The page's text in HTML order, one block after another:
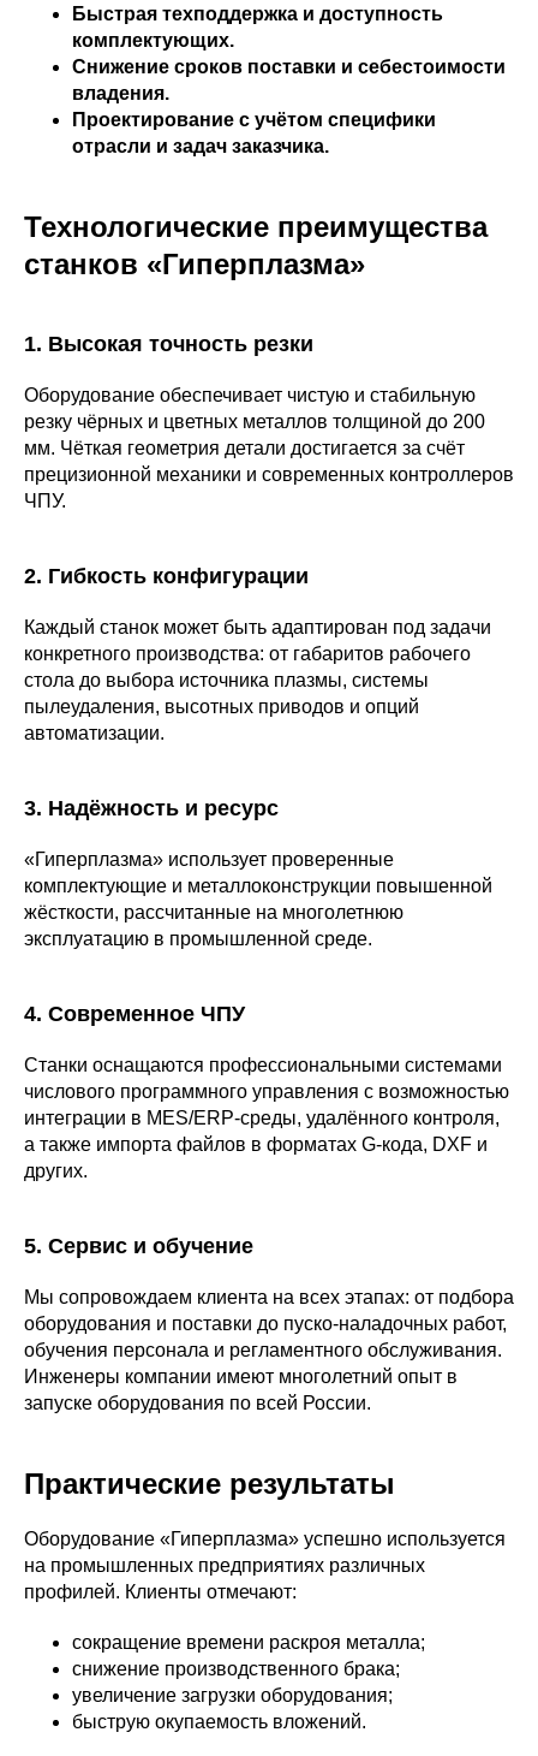
Быстрая техподдержка и доступность
комплектующих.
Снижение сроков поставки и себестоимости
владения.
Проектирование с учётом специфики
отрасли и задач заказчика.
Технологические преимущества
станков «Гиперплазма»
1. Высокая точность резки
Оборудование обеспечивает чистую и стабильную
резку чёрных и цветных металлов толщиной до 200
мм. Чёткая геометрия детали достигается за счёт
прецизионной механики и современных контроллеров
ЧПУ.
2. Гибкость конфигурации
Каждый станок может быть адаптирован под задачи
конкретного производства: от габаритов рабочего
стола до выбора источника плазмы, системы
пылеудаления, высотных приводов и опций
автоматизации.
3. Надёжность и ресурс
«Гиперплазма» использует проверенные
комплектующие и металлоконструкции повышенной
жёсткости, рассчитанные на многолетнюю
эксплуатацию в промышленной среде.
4. Современное ЧПУ
Станки оснащаются профессиональными системами
числового программного управления с возможностью
интеграции в MES/ERP-среды, удалённого контроля,
а также импорта файлов в форматах G-кода, DXF и
других.
5. Сервис и обучение
Мы сопровождаем клиента на всех этапах: от подбора
оборудования и поставки до пуско-наладочных работ,
обучения персонала и регламентного обслуживания.
Инженеры компании имеют многолетний опыт в
запуске оборудования по всей России.
Практические результаты
Оборудование «Гиперплазма» успешно используется
на промышленных предприятиях различных
профилей. Клиенты отмечают:
сокращение времени раскроя металла;
снижение производственного брака;
увеличение загрузки оборудования;
быструю окупаемость вложений.